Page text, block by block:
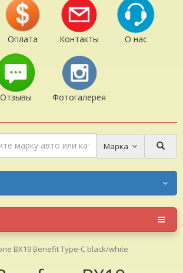
Оплата Контакты О нас
Отзывы Фотогалерея
Марка
BX19 Benefit Type-C black/white